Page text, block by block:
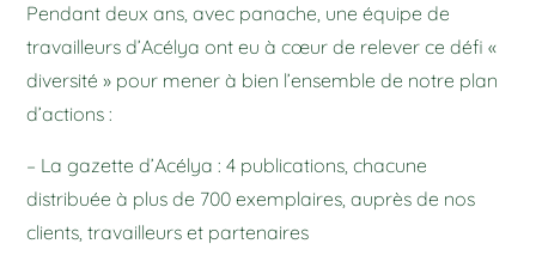
Pendant deux ans, avec panache, une équipe de
travailleurs d’Acélya ont eu à cœur de relever ce défi «
diversité » pour mener à bien l’ensemble de notre plan
d’actions :
– La gazette d’Acélya : 4 publications, chacune
distribuée à plus de 700 exemplaires, auprès de nos
clients, travailleurs et partenaires